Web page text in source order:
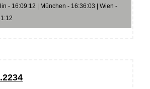
- 16:09:12 | München - 16:36:03 | Wien -